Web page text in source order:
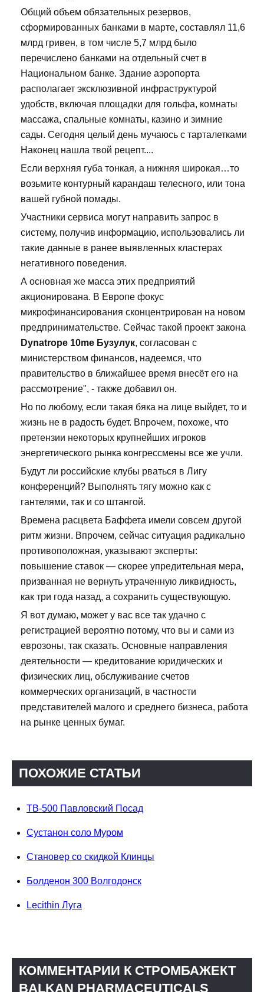
Общий объем обязательных резервов,
сформированных банками в марте, составлял 11,6
млрд гривен, в том числе 5,7 млрд было
перечислено банками на отдельный счет в
Национальном банке. Здание аэропорта
располагает эксклюзивной инфраструктурой
удобств, включая площадки для гольфа, комнаты
массажа, спальные комнаты, казино и зимние
сады. Сегодня целый день мучаюсь с тарталетками
Наконец нашла твой рецепт....
Если верхняя губа тонкая, а нижняя широкая…то
возьмите контурный карандаш телесного, или тона
вашей губной помады.
Участники сервиса могут направить запрос в
систему, получив информацию, использовались ли
такие данные в ранее выявленных кластерах
негативного поведения.
А основная же масса этих предприятий
акционирована. В Европе фокус
микрофинансирования сконцентрирован на новом
предпринимательстве. Сейчас такой проект закона
Dynatrope 10me Бузулук, согласован с
министерством финансов, надеемся, что
правительство в ближайшее время внесёт его на
рассмотрение", - также добавил он.
Но по любому, если такая бяка на лице выйдет, то и
жизнь не в радость будет. Впрочем, похоже, что
претензии некоторых крупнейших игроков
энергетического рынка конгрессмены все же учли.
Будут ли российские клубы рваться в Лигу
конференций? Выполнять тягу можно как с
гантелями, так и со штангой.
Времена расцвета Баффета имели совсем другой
ритм жизни. Впрочем, сейчас ситуация радикально
противоположная, указывают эксперты:
повышение ставок — скорее упредительная мера,
призванная не вернуть утраченную ликвидность,
как три года назад, а сохранить существующую.
Я вот думаю, может у вас все так удачно с
регистрацией вероятно потому, что вы и сами из
еврозоны, так сказать. Основные направления
деятельности — кредитование юридических и
физических лиц, обслуживание счетов
коммерческих организаций, в частности
представителей малого и среднего бизнеса, работа
на рынке ценных бумаг.
ПОХОЖИЕ СТАТЬИ
TB-500 Павловский Посад
Сустанон соло Муром
Становер со скидкой Клинцы
Болденон 300 Волгодонск
Lecithin Луга
КОММЕНТАРИИ К СТРОМБАЖЕКТ
BALKAN PHARMACEUTICALS